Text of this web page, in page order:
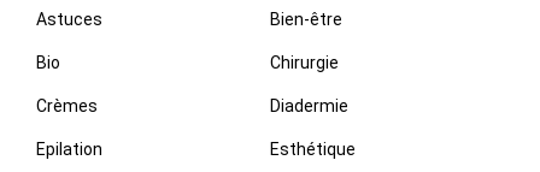
Astuces Bien-être
Bio Chirurgie
Crèmes Diadermie
Epilation Esthétique